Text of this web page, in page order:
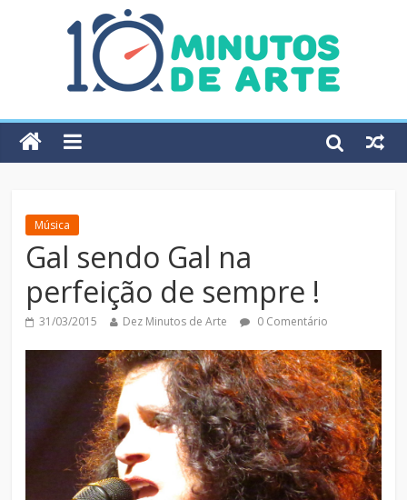
Música
Gal sendo Gal na
perfeição de sempre !
31/03/2015 Dez Minutos de Arte 0 Comentário